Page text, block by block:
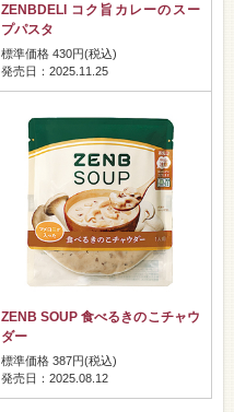
ZENBDELI コク旨カレーのスー
プパスタ
標準価格 430円(税込)
発売日：2025.11.25
ZENB SOUP 食べるきのこチャウ
ダー
標準価格 387円(税込)
発売日：2025.08.12